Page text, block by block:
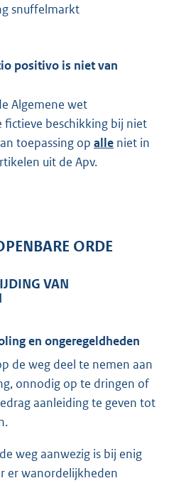
snuffelmarkt
positivo is niet van
Algemene wet
fictieve beschikking bij niet
toepassing op alle niet in
uit de Apv.
ORDE
VAN
en ongeregeldheden
de weg deel te nemen aan
onnodig op te dringen of
aanleiding te geven tot
weg aanwezig is bij enig
er wanordelijkheden